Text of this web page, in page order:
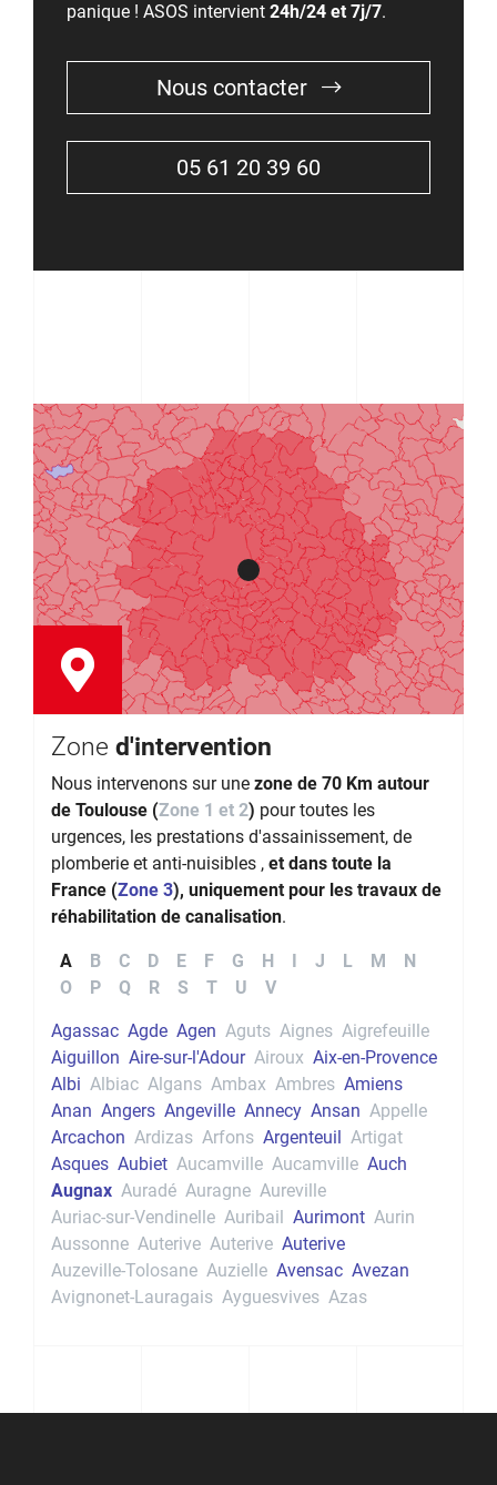
panique ! ASOS intervient 24h/24 et 7j/7.
Nous contacter
05 61 20 39 60
Zone d'intervention
Nous intervenons sur une zone de 70 Km autour
de Toulouse (Zone 1 et 2) pour toutes les
urgences, les prestations d'assainissement, de
plomberie et anti-nuisibles , et dans toute la
France (Zone 3), uniquement pour les travaux de
réhabilitation de canalisation.
A B C D E F G H I J L M
N
O
P Q R S T U V
Agassac Agde Agen Aguts Aignes Aigrefeuille
Aiguillon Aire-sur-l'Adour Airoux Aix-en-Provence
Albi Albiac Algans Ambax Ambres Amiens
Anan Angers Angeville Annecy Ansan Appelle
Arcachon Ardizas Arfons Argenteuil Artigat
Asques Aubiet Aucamville Aucamville Auch
Augnax Auradé Auragne Aureville
Auriac-sur-Vendinelle Auribail Aurimont Aurin
Aussonne Auterive Auterive Auterive
Auzeville-Tolosane Auzielle Avensac Avezan
Avignonet-Lauragais Ayguesvives Azas